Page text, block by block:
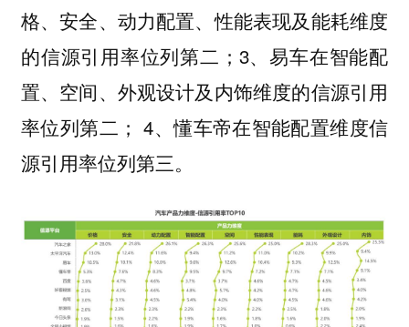
格、安全、动力配置、性能表现及能耗维度
的信源引用率位列第二；3、易车在智能配
置、空间、外观设计及内饰维度的信源引用
率位列第二； 4、懂车帝在智能配置维度信
源引用率位列第三。